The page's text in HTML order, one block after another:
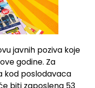
javnih poziva koje
godine. Za
kod poslodavaca
biti zaposlena 53